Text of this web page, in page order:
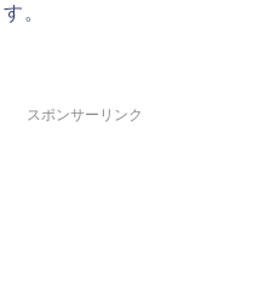
。
スポンサーリンク